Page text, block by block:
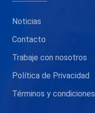
Noticias
Contacto
Trabaje con nosotros
Política de Privacidad
Términos y condiciones